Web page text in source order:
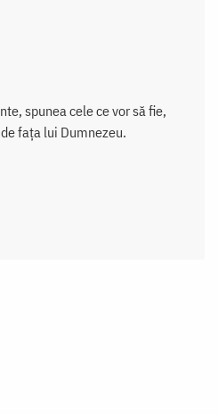
spunea cele ce vor să fie,
fața lui Dumnezeu.